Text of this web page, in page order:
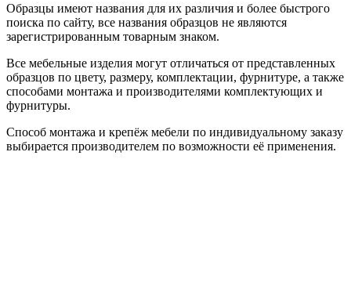
Образцы имеют названия для их различия и более быстрого
поиска по сайту, все названия образцов не являются
зарегистрированным товарным знаком.
Все мебельные изделия могут отличаться от представленных
образцов по цвету, размеру, комплектации, фурнитуре, а также
способами монтажа и производителями комплектующих и
фурнитуры.
Способ монтажа и крепёж мебели по индивидуальному заказу
выбирается производителем по возможности её применения.